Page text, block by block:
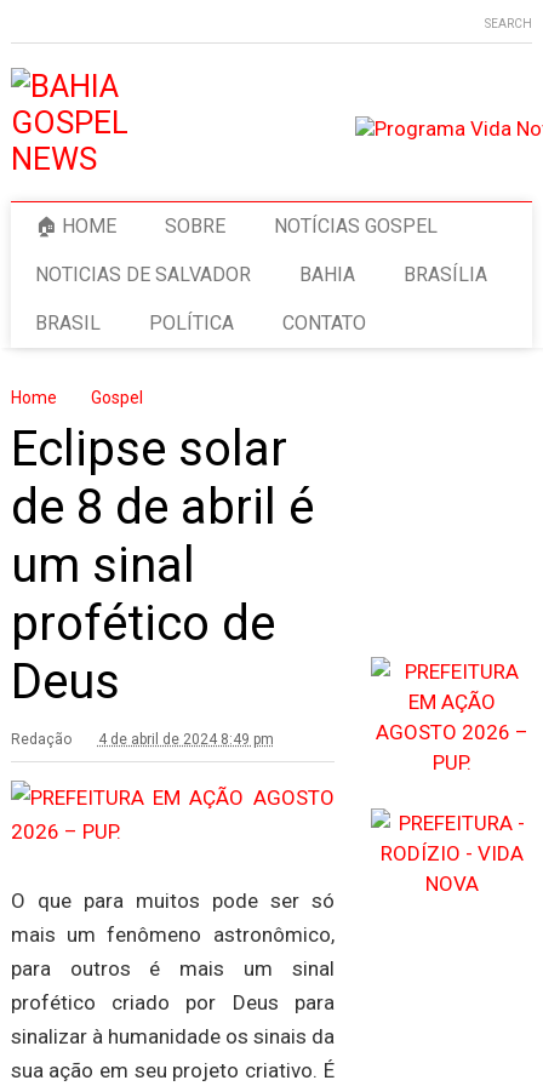
SEARCH
🏠 HOME SOBRE NOTÍCIAS GOSPEL
NOTICIAS DE SALVADOR BAHIA BRASÍLIA
BRASIL POLÍTICA CONTATO
Home Gospel
Eclipse solar
de 8 de abril é
um sinal
profético de
Deus
Redação 4 de abril de 2024 8:49 pm
O que para muitos pode ser só
mais um fenômeno astronômico,
para outros é mais um sinal
profético criado por Deus para
sinalizar à humanidade os sinais da
sua ação em seu projeto criativo. É